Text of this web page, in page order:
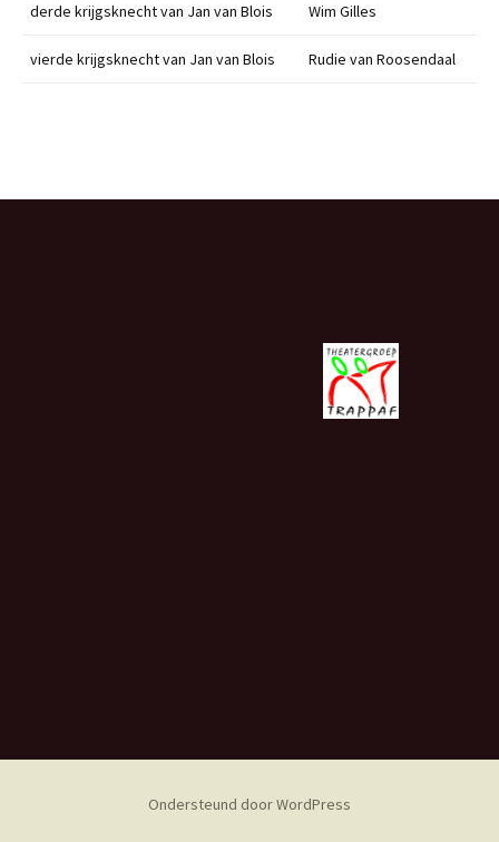
derde krijgsknecht van Jan van Blois Wim Gilles
vierde krijgsknecht van Jan van Blois Rudie van Roosendaal
Ondersteund door WordPress